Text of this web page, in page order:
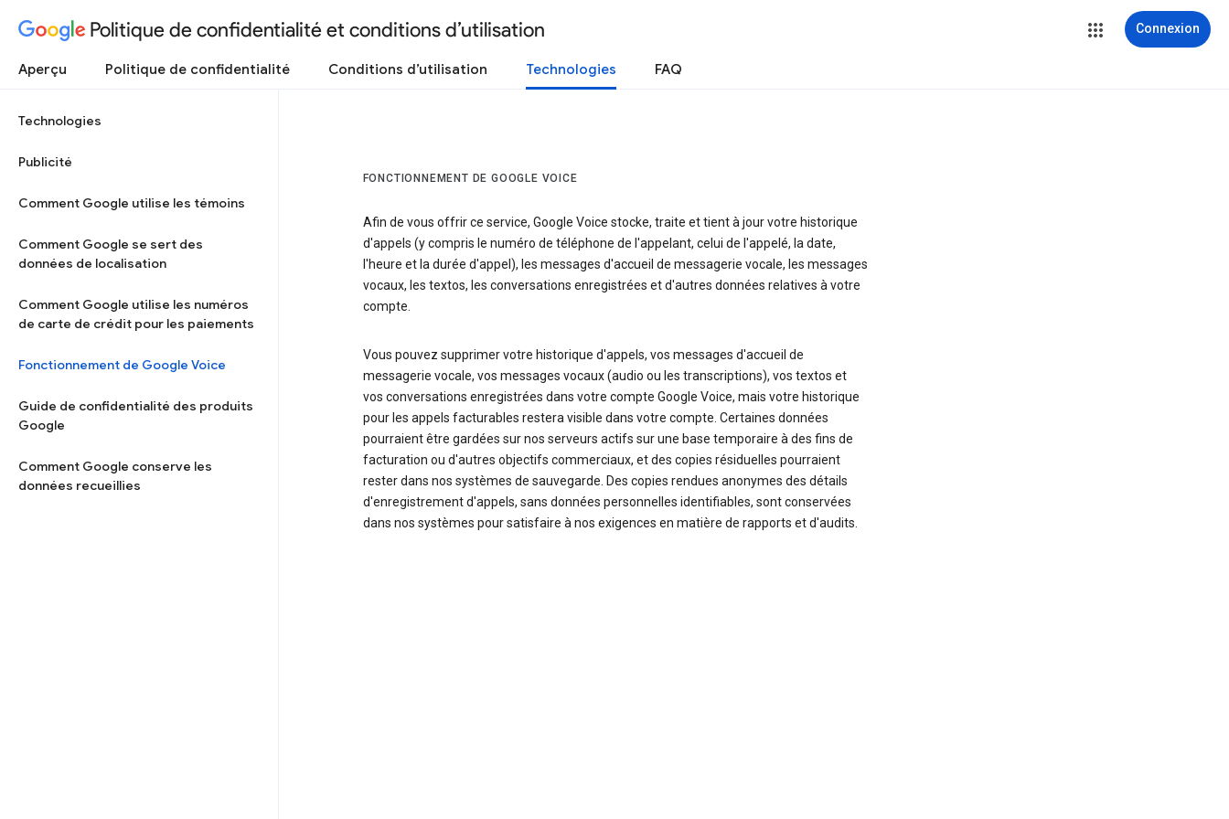
Politique de confidentialité et conditions d’utilisation Connexion
Aperçu Politique de confidentialité Conditions d’utilisation Technologies FAQ
Technologies
Publicité
Comment Google utilise les témoins
Comment Google se sert des
données de localisation
Comment Google utilise les numéros
de carte de crédit pour les paiements
Fonctionnement de Google Voice
Guide de confidentialité des produits
Google
Comment Google conserve les
données recueillies
FONCTIONNEMENT DE GOOGLE VOICE
Afin de vous offrir ce service, Google Voice stocke, traite et tient à jour votre historique
d'appels (y compris le numéro de téléphone de l'appelant, celui de l'appelé, la date,
l'heure et la durée d'appel), les messages d'accueil de messagerie vocale, les messages
vocaux, les textos, les conversations enregistrées et d'autres données relatives à votre
compte.
Vous pouvez supprimer votre historique d'appels, vos messages d'accueil de
messagerie vocale, vos messages vocaux (audio ou les transcriptions), vos textos et
vos conversations enregistrées dans votre compte Google Voice, mais votre historique
pour les appels facturables restera visible dans votre compte. Certaines données
pourraient être gardées sur nos serveurs actifs sur une base temporaire à des fins de
facturation ou d'autres objectifs commerciaux, et des copies résiduelles pourraient
rester dans nos systèmes de sauvegarde. Des copies rendues anonymes des détails
d'enregistrement d'appels, sans données personnelles identifiables, sont conservées
dans nos systèmes pour satisfaire à nos exigences en matière de rapports et d'audits.